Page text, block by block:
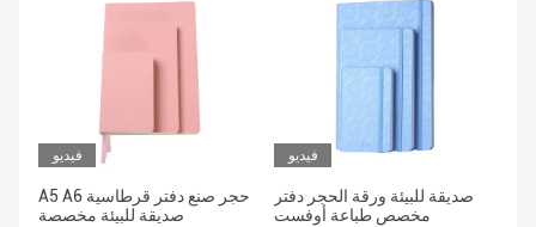
فيديو
A5 A6 حجر صنع دفتر قرطاسية
صديقة للبيئة مخصصة
فيديو
صديقة للبيئة ورقة الحجر دفتر
مخصص طباعة أوفست